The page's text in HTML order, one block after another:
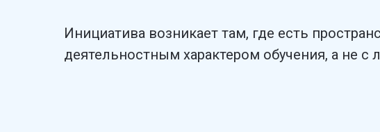
Инициатива возникает там, где есть
деятельностным характером обучения, а не с